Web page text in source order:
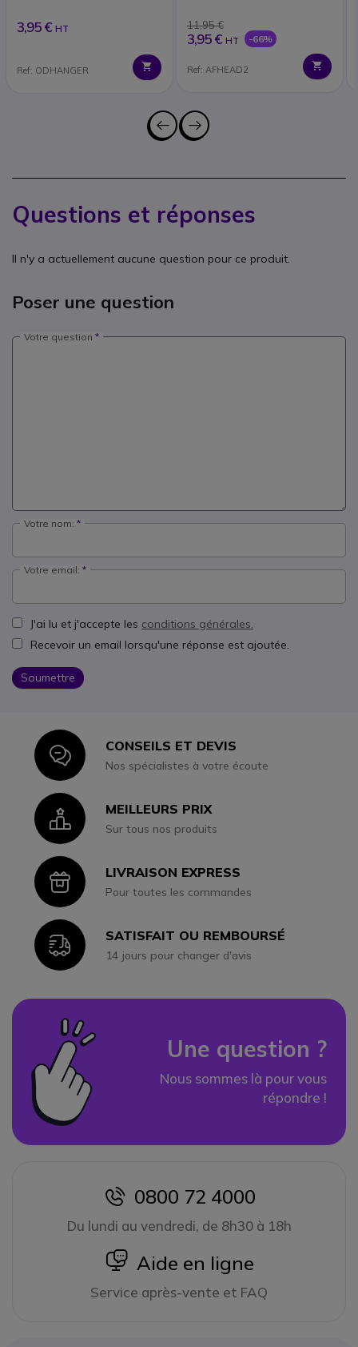
3,95 € HT
Ref: ODHANGER
11,95 €
3,95 € HT -66%
Ref: AFHEAD2
Questions et réponses
Il n'y a actuellement aucune question pour ce produit.
Poser une question
Votre question
Votre nom:
Votre email:
J'ai lu et j'accepte les conditions générales.
Recevoir un email lorsqu'une réponse est ajoutée.
Soumettre
IconCONSEILS ET DEVIS
Nos spécialistes à votre écoute
IconMEILLEURS PRIX
Sur tous nos produits
IconLIVRAISON EXPRESS
Pour toutes les commandes
IconSATISFAIT OU REMBOURSÉ
14 jours pour changer d'avis
Une question ?
Nous sommes là pour vous
répondre !
icon
0800 72 4000
Du lundi au vendredi, de 8h30 à 18h
icon
Aide en ligne
Service après-vente et FAQ